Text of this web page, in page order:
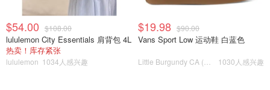
$54.00 $108.00
lululemon City Essentials 肩背包 4L
热卖！库存紧张
lululemon 1034人感兴趣
$19.98 $90.00
Vans Sport Low 运动鞋 白蓝色
1030人感兴趣